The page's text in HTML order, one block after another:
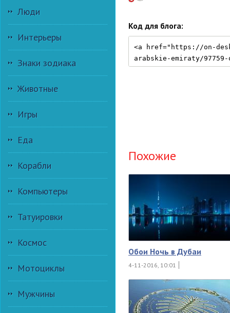
Люди
Интерьеры
Знаки зодиака
Животные
Игры
Еда
Корабли
Компьютеры
Татуировки
Космос
Мотоциклы
Мужчины
Код для блога:
Похожие
Обои Ночь в Дубаи
4-11-2016, 10:01